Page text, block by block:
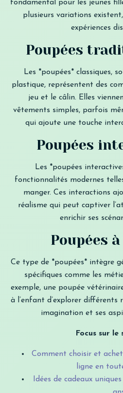
fondamental pour les jeunes
plusieurs variations
expériences
Poupées
Les *poupées* classiques,
plastique, représentent des
jeu et le câlin. Elles
vêtements simples, parfois
qui ajoute une touche
Poupées
Les *poupées
fonctionnalités modernes
manger. Ces interactions
réalisme qui peut captiver
enrichir ses
Poupées
Ce type de *poupées* intègre
spécifiques comme les
exemple, une poupée
à l’enfant d’explorer différents
imagination et ses
Focus sur le
Comment choisir et
ligne en
Idées de cadeaux